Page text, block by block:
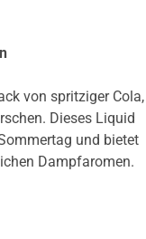
von spritziger Cola,
Dieses Liquid
und bietet
Dampfaromen.